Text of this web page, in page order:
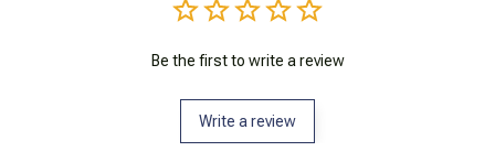
Be the first to write a review
Write a review